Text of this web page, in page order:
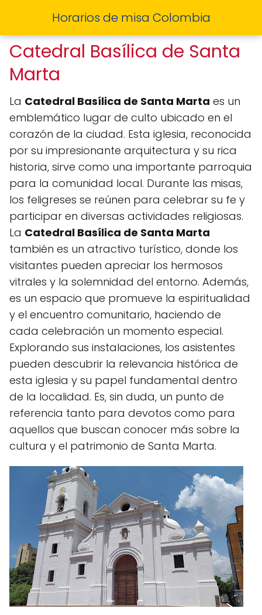
Horarios de misa Colombia
Catedral Basílica de Santa
Marta
La Catedral Basílica de Santa Marta es un
emblemático lugar de culto ubicado en el
corazón de la ciudad. Esta iglesia, reconocida
por su impresionante arquitectura y su rica
historia, sirve como una importante parroquia
para la comunidad local. Durante las misas,
los feligreses se reúnen para celebrar su fe y
participar en diversas actividades religiosas.
La Catedral Basílica de Santa Marta
también es un atractivo turístico, donde los
visitantes pueden apreciar los hermosos
vitrales y la solemnidad del entorno. Además,
es un espacio que promueve la espiritualidad
y el encuentro comunitario, haciendo de
cada celebración un momento especial.
Explorando sus instalaciones, los asistentes
pueden descubrir la relevancia histórica de
esta iglesia y su papel fundamental dentro
de la localidad. Es, sin duda, un punto de
referencia tanto para devotos como para
aquellos que buscan conocer más sobre la
cultura y el patrimonio de Santa Marta.